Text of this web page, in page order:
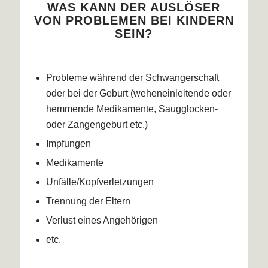
WAS KANN DER AUSLÖSER
VON PROBLEMEN BEI KINDERN
SEIN?
Probleme während der Schwangerschaft
oder bei der Geburt (weheneinleitende oder
hemmende Medikamente, Saugglocken-
oder Zangengeburt etc.)
Impfungen
Medikamente
Unfälle/Kopfverletzungen
Trennung der Eltern
Verlust eines Angehörigen
etc.